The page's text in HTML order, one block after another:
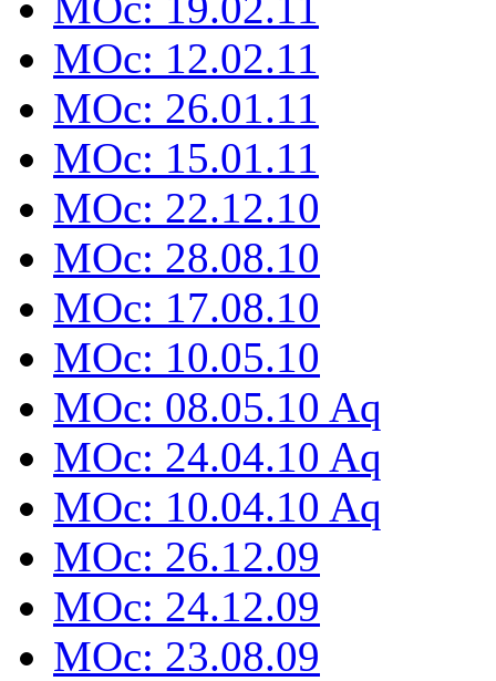
MOc: 12.02.11
MOc: 26.01.11
MOc: 15.01.11
MOc: 22.12.10
MOc: 28.08.10
MOc: 17.08.10
MOc: 10.05.10
MOc: 08.05.10 Aq
MOc: 24.04.10 Aq
MOc: 10.04.10 Aq
MOc: 26.12.09
MOc: 24.12.09
MOc: 23.08.09